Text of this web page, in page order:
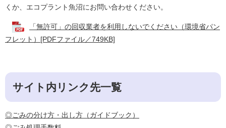
くか、エコプラント魚沼にお問い合わせください。
「無許可」の回収業者を利用しないでください（環境省パン
フレット）[PDFファイル／749KB]
サイト内リンク先一覧​
◎ごみの分け方・出し方（ガイドブック）